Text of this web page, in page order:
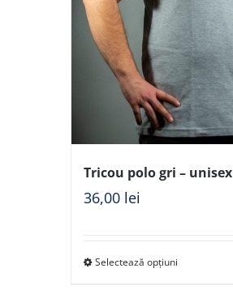
Tricou polo gri – unisex
36,00 lei
Selectează opțiuni